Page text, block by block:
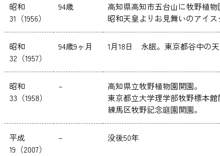
昭和
31（1956）
94歳
高知県高知市五台山に牧野植
昭和天皇よりお見舞いのアイ
昭和
32（1957）
94歳9ヶ月 1月18日 永眠。東京都谷中の
昭和
33（1958）
–
高知県立牧野植物園開園。
東京都立大学理学部牧野標本
練馬区牧野記念庭園開園。
平成
19（2007）
– 没後50年